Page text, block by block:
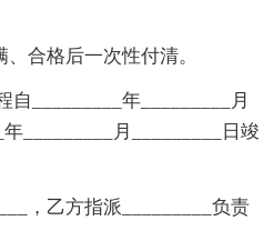
合格后一次性付清。
_________年_________月
年_________月_________日竣
，乙方指派_________负责